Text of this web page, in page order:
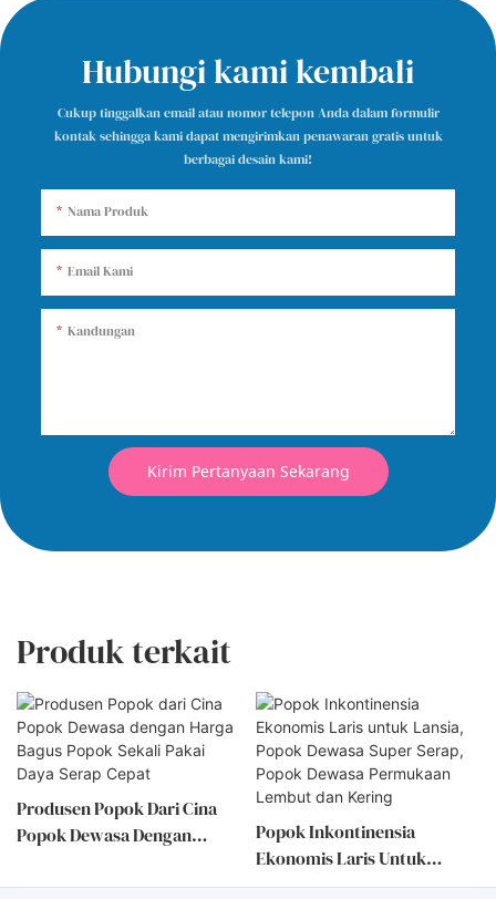
Hubungi kami kembali
Cukup tinggalkan email atau nomor telepon Anda dalam formulir
kontak sehingga kami dapat mengirimkan penawaran gratis untuk
berbagai desain kami!
Nama Produk
Email Kami
Kandungan
Kirim Pertanyaan Sekarang
Produk terkait
Produsen Popok Dari Cina
Popok Dewasa Dengan
Pakai Daya Serap Cepat
Popok Inkontinensia
Ekonomis Laris Untuk
Lansia, Popok Dewasa Super